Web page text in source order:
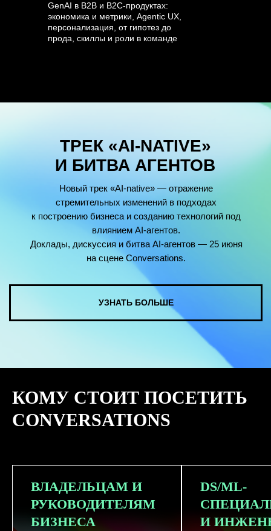
GenAI в B2B и B2C-продуктах:
экономика и метрики, Agentic UX,
персонализация, от гипотез до
прода, скиллы и роли в команде
КОМУ СТОИТ ПОСЕТИТЬ
CONVERSATIONS
ВЛАДЕЛЬЦАМ И
РУКОВОДИТЕЛЯМ
БИЗНЕСА
DS/ML-
И